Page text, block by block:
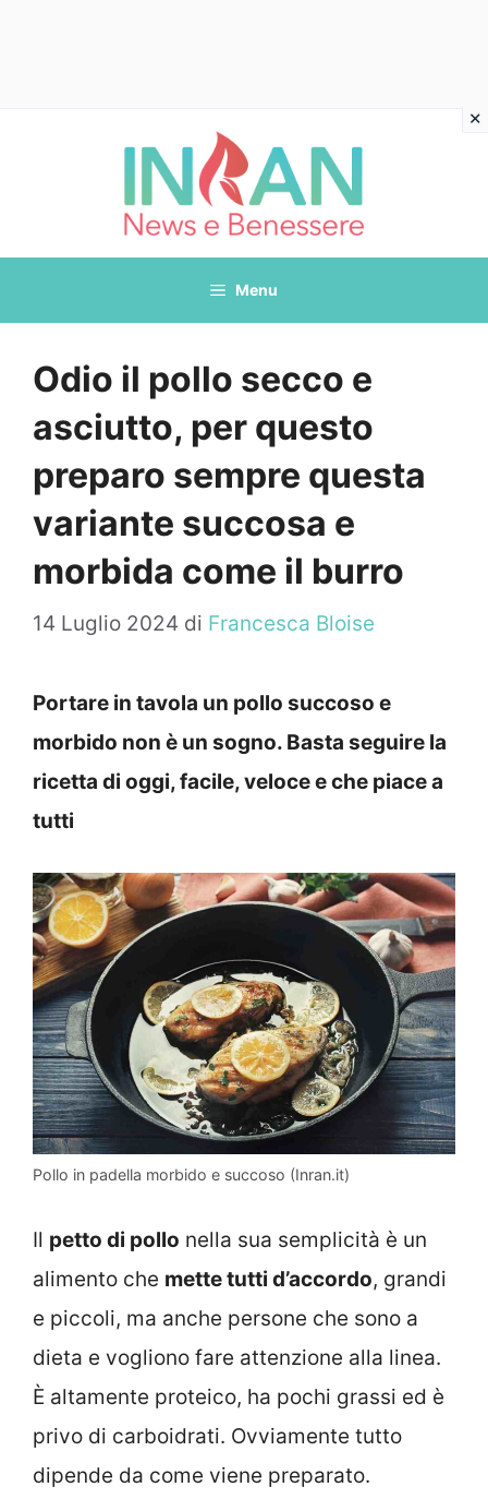
Menu
Odio il pollo secco e
asciutto, per questo
preparo sempre questa
variante succosa e
morbida come il burro
14 Luglio 2024 di Francesca Bloise
Portare in tavola un pollo succoso e
morbido non è un sogno. Basta seguire la
ricetta di oggi, facile, veloce e che piace a
tutti
Pollo in padella morbido e succoso (Inran.it)
Il petto di pollo nella sua semplicità è un
alimento che mette tutti d’accordo, grandi
e piccoli, ma anche persone che sono a
dieta e vogliono fare attenzione alla linea.
È altamente proteico, ha pochi grassi ed è
privo di carboidrati. Ovviamente tutto
dipende da come viene preparato.